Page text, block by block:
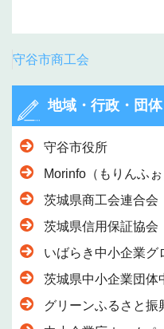
守谷市商工会
地域・行政・団
守谷市役所
Morinfo（もりんふ
茨城県商工会連合会
茨城県信用保証協会
いばらき中小企業グ
茨城県中小企業団体
グリーンふるさと振